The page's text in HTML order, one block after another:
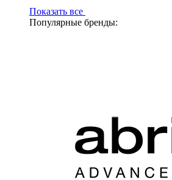
Показать все
Популярные бренды: